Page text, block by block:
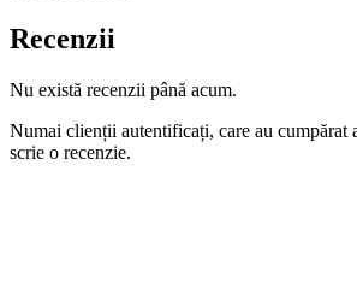
Recenzii
Nu există recenzii până acum.
Numai clienții autentificați, care au cumpărat
scrie o recenzie.